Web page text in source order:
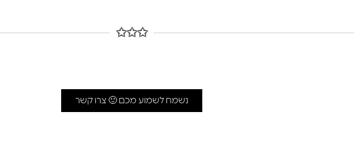
✩✩✩
נשמח לשמוע מכם 🙂 צרו קשר